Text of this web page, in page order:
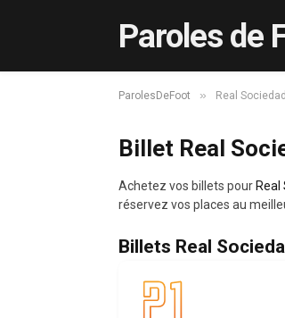
Paroles de
ParolesDeFoot » Real
Billet Real
Achetez vos billets pour Real
réservez vos places au
Billets Real